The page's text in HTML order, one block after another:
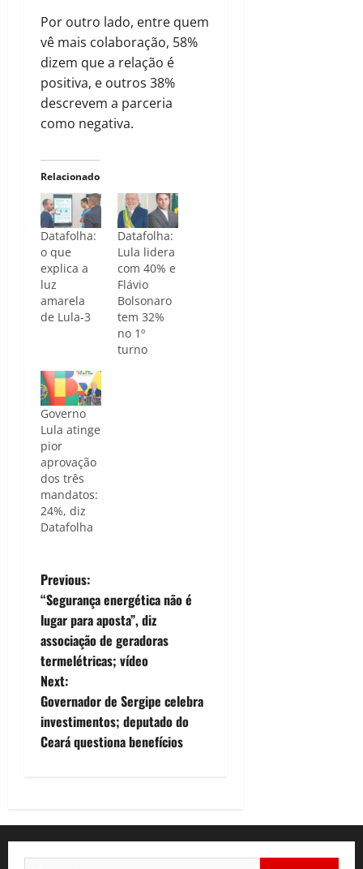
Por outro lado, entre quem
vê mais colaboração, 58%
dizem que a relação é
positiva, e outros 38%
descrevem a parceria
como negativa.
Relacionado
Datafolha:
o que
explica a
luz
amarela
de Lula-3
Datafolha:
Lula lidera
com 40% e
Flávio
Bolsonaro
tem 32%
no 1º
turno
Governo
Lula atinge
pior
aprovação
dos três
mandatos:
24%, diz
Datafolha
P
o
s
t
n
a
i
g
Previous:
“Segurança energética não é
lugar para aposta”, diz
associação de geradoras
termelétricas; vídeo
Next:
Governador de Sergipe celebra
investimentos; deputado do
Ceará questiona benefícios